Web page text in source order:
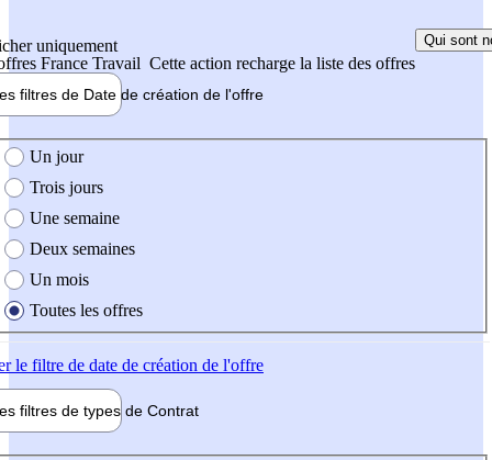
uniquement
France Travail Cette action recharge la liste des offres
Qui sont
filtres de Date de création de l'offre
création de l'offre
Un jour
Trois jours
Une semaine
Deux semaines
Un mois
Toutes les offres
le filtre de date de création de l'offre
filtres de types de Contrat